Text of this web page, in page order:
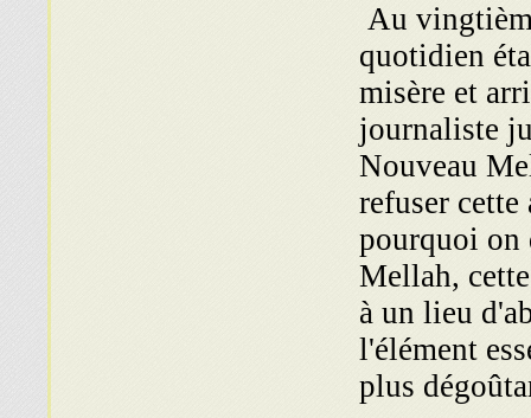
Au
quotidien
misère et
journaliste
Nouveau
refuser
pourquoi on
Mellah,
à un lieu
l'élément
plus